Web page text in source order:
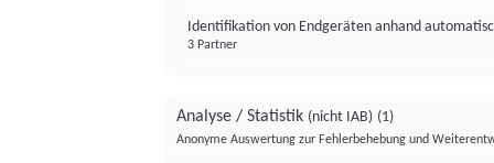
Identifikation von Endgeräten anhand
3 Partner
Analyse / Statistik (nicht IAB) (1)
Anonyme Auswertung zur Fehlerbehebung und